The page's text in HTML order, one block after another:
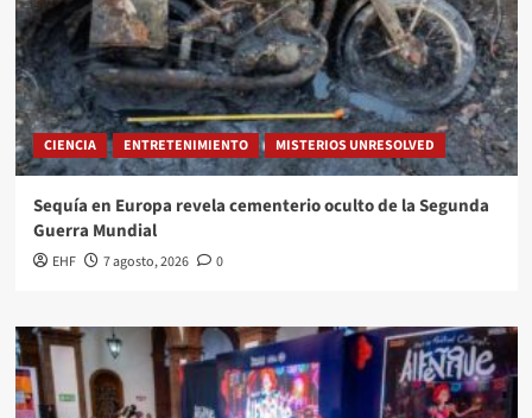
CIENCIA ENTRETENIMIENTO MISTERIOS UNRESOLVED
Sequía en Europa revela cementerio oculto de la Segunda
Guerra Mundial
EHF 7 agosto, 2026 0